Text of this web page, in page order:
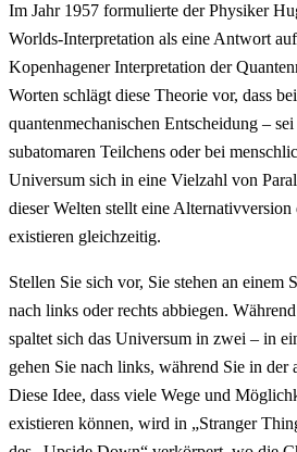
Im Jahr 1957 formulierte der Physiker
Worlds-Interpretation als eine Antwort
Kopenhagener Interpretation der
Worten schlägt diese Theorie vor, dass
quantenmechanischen Entscheidung –
subatomaren Teilchens oder bei
Universum sich in eine Vielzahl von
dieser Welten stellt eine
existieren gleichzeitig.
Stellen Sie sich vor, Sie stehen an einem
nach links oder rechts abbiegen.
spaltet sich das Universum in zwei – in
gehen Sie nach links, während Sie in der
Diese Idee, dass viele Wege und
existieren können, wird in „Stranger